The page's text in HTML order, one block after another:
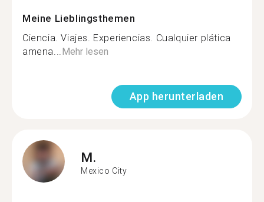
Meine Lieblingsthemen
Ciencia. Viajes. Experiencias. Cualquier plática
amena...Mehr lesen
App herunterladen
M.
Mexico City